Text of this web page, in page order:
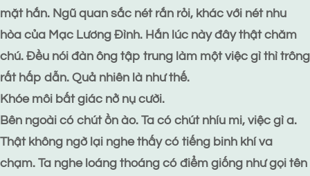
mặt hắn. Ngũ quan sắc nét rắn rỏi, khác với nét nhu
hòa của Mạc Lương Đình. Hắn lúc này đây thật chăm
chú. Đều nói đàn ông tập trung làm một việc gì thì trông
rất hấp dẫn. Quả nhiên là như thế.
Khóe môi bất giác nở nụ cười.
Bên ngoài có chút ồn ào. Ta có chút nhíu mi, việc gì a.
Thật không ngờ lại nghe thấy có tiếng binh khí va
chạm. Ta nghe loáng thoáng có điểm giống như gọi tên